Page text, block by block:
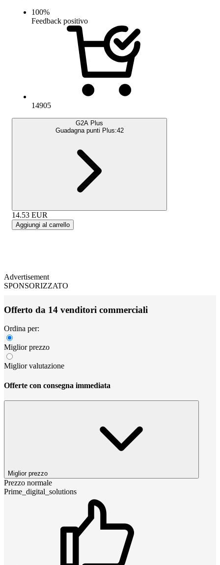
100%
Feedback positivo
14905
G2A Plus
Guadagna punti Plus:42
14.53 EUR
Aggiungi al carrello
Advertisement
SPONSORIZZATO
Offerto da 14 venditori commerciali
Ordina per:
Miglior prezzo
Miglior valutazione
Offerte con consegna immediata
Miglior prezzo
Prezzo normale
Prime_digital_solutions